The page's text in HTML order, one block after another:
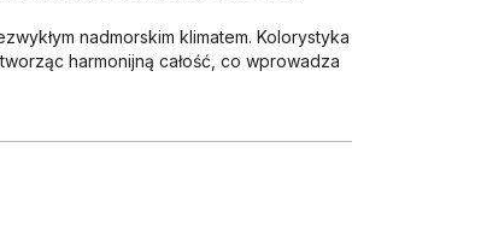
nadmorskim klimatem. Kolorystyka
harmonijną całość, co wprowadza